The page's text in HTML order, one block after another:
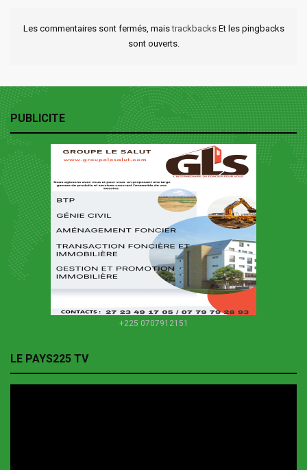
Les commentaires sont fermés, maistrackbacks Et les pingbacks
sont ouverts.
PUBLICITE
+225 0707912151
LE PAYS225 TV